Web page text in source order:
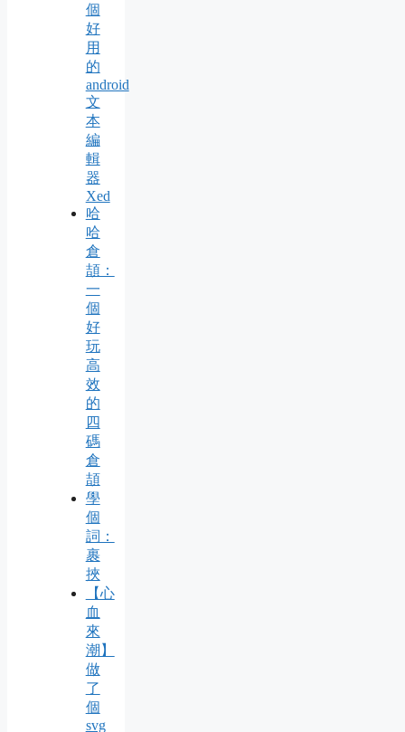
個
好
用
的
android
文
本
編
輯
器
Xed
哈
哈
倉
頡：
一
個
好
玩
高
效
的
四
碼
倉
頡
學
個
詞：
裹
挾
【心
血
來
潮】
做
了
個
svg